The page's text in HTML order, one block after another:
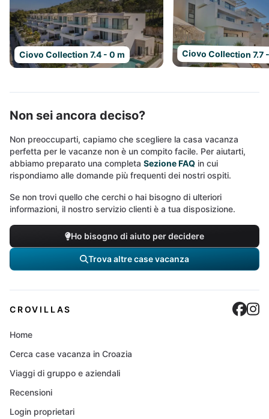
Ciovo Collection 7.4 - 0 m Ciovo Collection 7.7
Non sei ancora deciso?
Non preoccuparti, capiamo che scegliere la casa vacanza
perfetta per le vacanze non è un compito facile. Per aiutarti,
abbiamo preparato una completa Sezione FAQ in cui
rispondiamo alle domande più frequenti dei nostri ospiti.
Se non trovi quello che cerchi o hai bisogno di ulteriori
informazioni, il nostro servizio clienti è a tua disposizione.
Ho bisogno di aiuto per decidere
Trova altre case vacanza
CROVILLAS
Home
Cerca case vacanza in Croazia
Viaggi di gruppo e aziendali
Recensioni
Login proprietari